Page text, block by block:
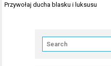
Przywołaj ducha blasku i luksusu